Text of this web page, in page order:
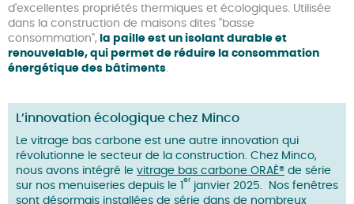
d'excellentes propriétés thermiques et écologiques. Utilisée
dans la construction de maisons dites "basse
consommation", la paille est un isolant durable et
renouvelable, qui permet de réduire la consommation
énergétique des bâtiments
L’innovation écologique chez Minco
Le vitrage bas carbone est une autre innovation qui
révolutionne le secteur de la construction. Chez Minco,
nous avons intégré le vitrage bas carbone ORAÉ® de série
sur nos menuiseries depuis le 1
er
janvier 2025. Nos fenêtres
sont désormais installées de série dans de nombreux